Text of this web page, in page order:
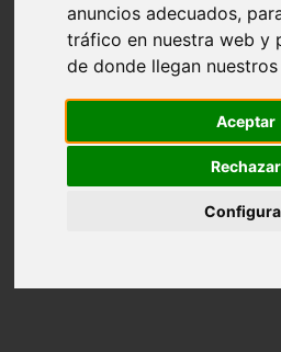
anuncios adecuados,
tráfico en nuestra web y
de donde llegan
Aceptar
Rechazar